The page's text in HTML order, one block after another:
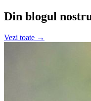
Din blogul
Vezi toate →